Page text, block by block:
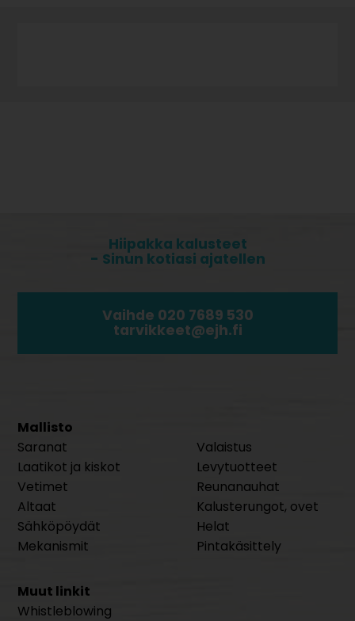
Hiipakka kalusteet
- Sinun kotiasi ajatellen
Vaihde 020 7689 530
tarvikkeet@ejh.fi
Mallisto
Saranat
Laatikot ja kiskot
Vetimet
Altaat
Sähköpöydät
Mekanismit
Valaistus
Levytuotteet
Reunanauhat
Kalusterungot, ovet
Helat
Pintakäsittely
Muut linkit
Whistleblowing